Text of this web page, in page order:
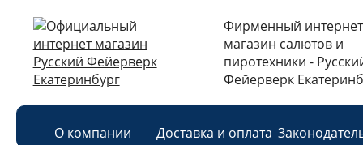
Фирменный интернет
магазин салютов и
пиротехники -
Фейерверк
О компании Доставка и оплата